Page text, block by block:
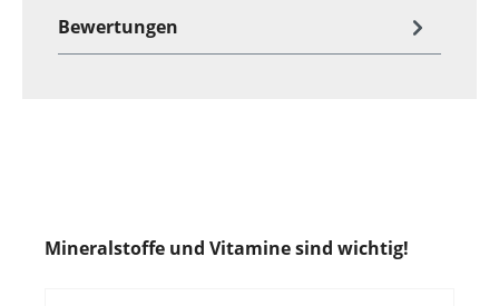
Bewertungen
Mineralstoffe und Vitamine sind wichtig!